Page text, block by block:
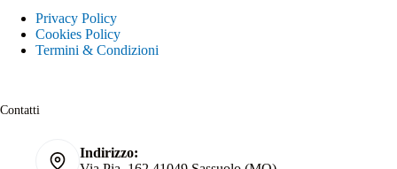
Privacy Policy
Cookies Policy
Termini & Condizioni
Contatti
Indirizzo: